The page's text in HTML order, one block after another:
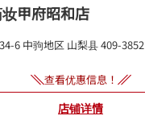
甲府昭和店
6 中驹地区 山梨县409-3852
查看优惠信息！
店铺详情